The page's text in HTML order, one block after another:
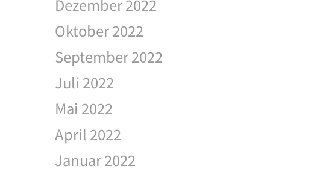
Dezember 2022
Oktober 2022
September 2022
Juli 2022
Mai 2022
April 2022
Januar 2022